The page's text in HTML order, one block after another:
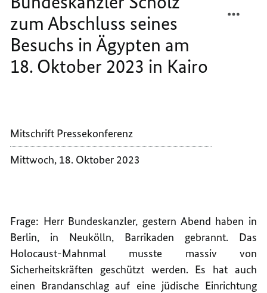
2023
in
Kairo
zum Abschluss seines
Besuchs in Ägypten am
18. Oktober 2023 in Kairo
Mitschrift Pressekonferenz
Mittwoch, 18. Oktober 2023
IN
KAIRO
2023
IN
Frage: Herr Bundeskanzler, gestern Abend haben in
Berlin, in Neukölln, Barrikaden gebrannt. Das
Holocaust-Mahnmal musste massiv von
Sicherheitskräften geschützt werden. Es hat auch
einen Brandanschlag auf eine jüdische Einrichtung